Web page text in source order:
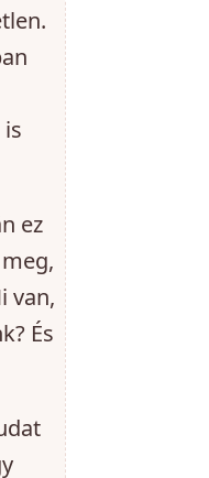
ez
van,
És